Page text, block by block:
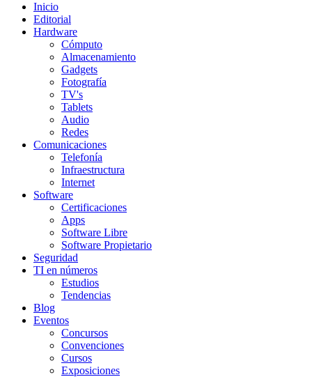
Inicio
Editorial
Hardware
Cómputo
Almacenamiento
Gadgets
Fotografía
TV's
Tablets
Audio
Redes
Comunicaciones
Telefonía
Infraestructura
Internet
Software
Certificaciones
Apps
Software Libre
Software Propietario
Seguridad
TI en números
Estudios
Tendencias
Blog
Eventos
Concursos
Convenciones
Cursos
Exposiciones